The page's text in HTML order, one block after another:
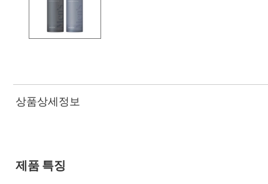
상품상세정보
제품 특징